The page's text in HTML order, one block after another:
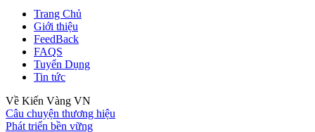
Trang Chủ
Giới thiệu
FeedBack
FAQS
Tuyển Dụng
Tin tức
Về Kiến Vàng VN
Câu chuyện thương hiệu
Phát triển bền vững